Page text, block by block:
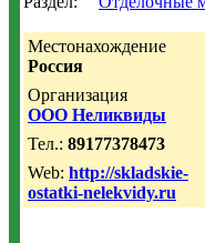
Местонахождение
Россия
Организация
ООО Неликвиды
Тел.: 89177378473
Web: http://skladskie-
ostatki-nelekvidy.ru